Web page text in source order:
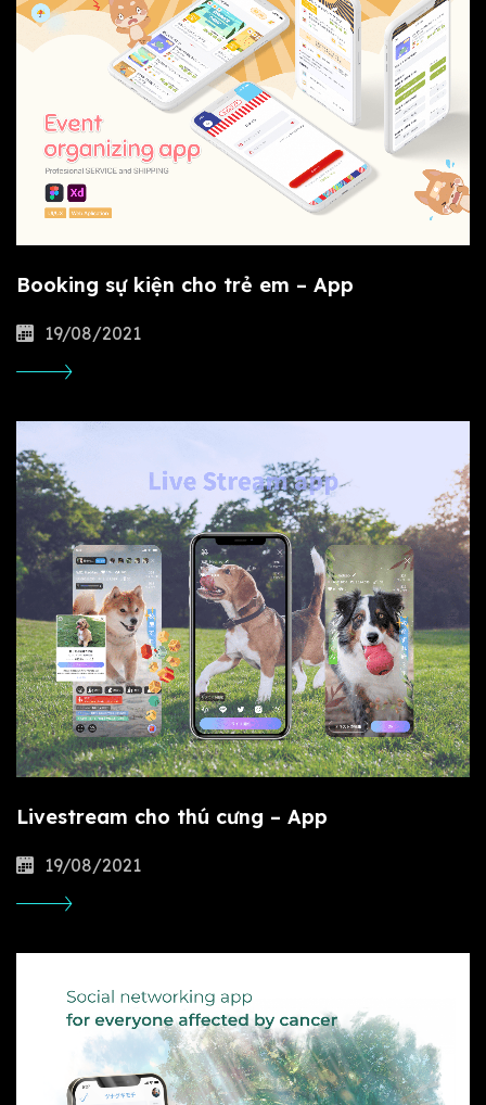
Booking sự kiện cho trẻ em – App
19/08/2021
Livestream cho thú cưng – App
19/08/2021